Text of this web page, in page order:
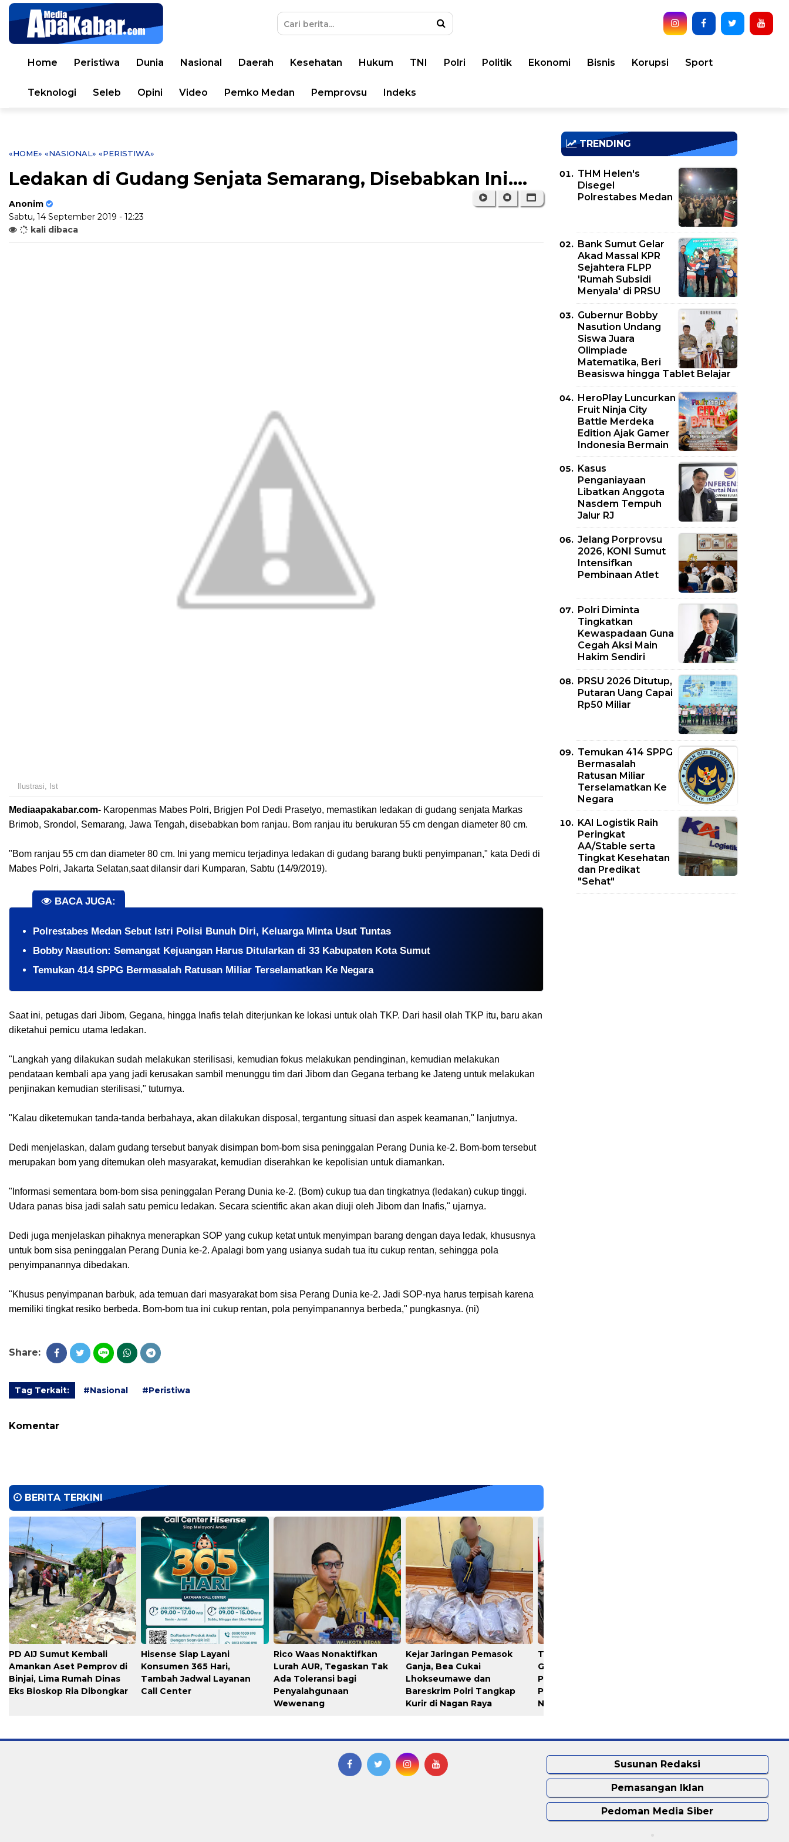
Home Peristiwa Dunia Nasional Daerah Kesehatan Hukum TNI Polri Politik Ekonomi Bisnis Korupsi Sport
Teknologi Seleb Opini Video Pemko Medan Pemprovsu Indeks
«HOME» «NASIONAL» «PERISTIWA»
Ledakan di Gudang Senjata Semarang, Disebabkan Ini....
Anonim
Sabtu, 14 September 2019 - 12:23
kali dibaca
Ilustrasi, Ist
Mediaapakabar.com- Karopenmas Mabes Polri, Brigjen Pol Dedi Prasetyo, memastikan ledakan di gudang senjata Markas
Brimob, Srondol, Semarang, Jawa Tengah, disebabkan bom ranjau. Bom ranjau itu berukuran 55 cm dengan diameter 80 cm.
"Bom ranjau 55 cm dan diameter 80 cm. Ini yang memicu terjadinya ledakan di gudang barang bukti penyimpanan," kata Dedi di
Mabes Polri, Jakarta Selatan,saat dilansir dari Kumparan, Sabtu (14/9/2019).
BACA JUGA:
Polrestabes Medan Sebut Istri Polisi Bunuh Diri, Keluarga Minta Usut Tuntas
Bobby Nasution: Semangat Kejuangan Harus Ditularkan di 33 Kabupaten Kota Sumut
Temukan 414 SPPG Bermasalah Ratusan Miliar Terselamatkan Ke Negara
Saat ini, petugas dari Jibom, Gegana, hingga Inafis telah diterjunkan ke lokasi untuk olah TKP. Dari hasil olah TKP itu, baru akan
diketahui pemicu utama ledakan.
"Langkah yang dilakukan sudah melakukan sterilisasi, kemudian fokus melakukan pendinginan, kemudian melakukan
pendataan kembali apa yang jadi kerusakan sambil menunggu tim dari Jibom dan Gegana terbang ke Jateng untuk melakukan
penjinakan kemudian sterilisasi," tuturnya.
"Kalau diketemukan tanda-tanda berbahaya, akan dilakukan disposal, tergantung situasi dan aspek keamanan," lanjutnya.
Dedi menjelaskan, dalam gudang tersebut banyak disimpan bom-bom sisa peninggalan Perang Dunia ke-2. Bom-bom tersebut
merupakan bom yang ditemukan oleh masyarakat, kemudian diserahkan ke kepolisian untuk diamankan.
"Informasi sementara bom-bom sisa peninggalan Perang Dunia ke-2. (Bom) cukup tua dan tingkatnya (ledakan) cukup tinggi.
Udara panas bisa jadi salah satu pemicu ledakan. Secara scientific akan akan diuji oleh Jibom dan Inafis," ujarnya.
Dedi juga menjelaskan pihaknya menerapkan SOP yang cukup ketat untuk menyimpan barang dengan daya ledak, khususnya
untuk bom sisa peninggalan Perang Dunia ke-2. Apalagi bom yang usianya sudah tua itu cukup rentan, sehingga pola
penyimpanannya dibedakan.
"Khusus penyimpanan barbuk, ada temuan dari masyarakat bom sisa Perang Dunia ke-2. Jadi SOP-nya harus terpisah karena
memiliki tingkat resiko berbeda. Bom-bom tua ini cukup rentan, pola penyimpanannya berbeda," pungkasnya. (ni)
Share:
Tag Terkait: #Nasional #Peristiwa
Komentar
BERITA TERKINI
PD AIJ Sumut Kembali
Amankan Aset Pemprov di
Binjai, Lima Rumah Dinas
Eks Bioskop Ria Dibongkar
Hisense Siap Layani
Konsumen 365 Hari,
Tambah Jadwal Layanan
Call Center
Rico Waas Nonaktifkan
Lurah AUR, Tegaskan Tak
Ada Toleransi bagi
Penyalahgunaan
Wewenang
Kejar Jaringan Pemasok
Ganja, Bea Cukai
Lhokseumawe dan
Bareskrim Polri Tangkap
Kurir di Nagan Raya
Terima Audiensi BNKP,
Gubernur Bobby Nasution
Paparkan Tiga Prioritas
Pembangunan Kepulauan
Nias
TRENDING
THM Helen's
Disegel
Polrestabes Medan
Bank Sumut Gelar
Akad Massal KPR
Sejahtera FLPP
'Rumah Subsidi
Menyala' di PRSU
Gubernur Bobby
Nasution Undang
Siswa Juara
Olimpiade
Matematika, Beri
Beasiswa hingga Tablet Belajar
HeroPlay Luncurkan
Fruit Ninja City
Battle Merdeka
Edition Ajak Gamer
Indonesia Bermain
Kasus
Penganiayaan
Libatkan Anggota
Nasdem Tempuh
Jalur RJ
Jelang Porprovsu
2026, KONI Sumut
Intensifkan
Pembinaan Atlet
Polri Diminta
Tingkatkan
Kewaspadaan Guna
Cegah Aksi Main
Hakim Sendiri
PRSU 2026 Ditutup,
Putaran Uang Capai
Rp50 Miliar
Temukan 414 SPPG
Bermasalah
Ratusan Miliar
Terselamatkan Ke
Negara
KAI Logistik Raih
Peringkat
AA/Stable serta
Tingkat Kesehatan
dan Predikat
"Sehat"
Susunan Redaksi
Pemasangan Iklan
Pedoman Media Siber